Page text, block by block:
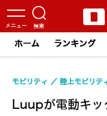
ホーム ランキング
Luupが電動キッ
モビリティ 陸上モビリテ